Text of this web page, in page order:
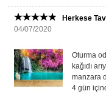
Herkese
04/07/2020
Oturma
kağıdı
manzara
4 gün